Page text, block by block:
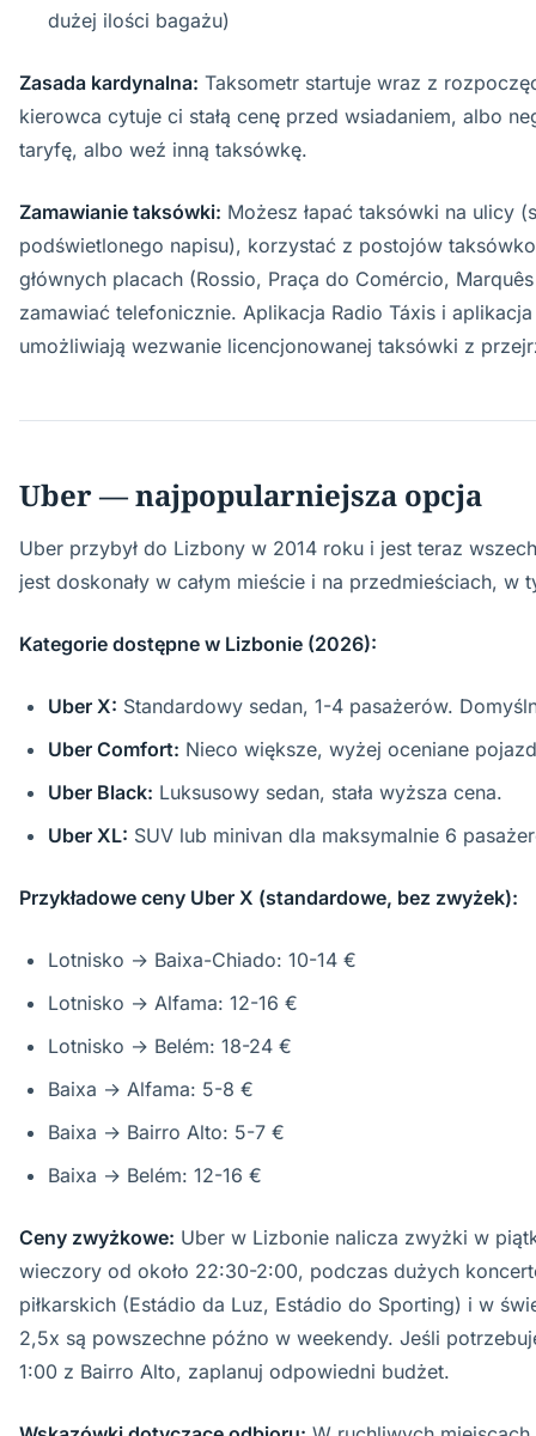
dużej ilości bagażu)
Zasada kardynalna: Taksometr startuje wraz z
kierowca cytuje ci stałą cenę przed wsiadaniem, albo
taryfę, albo weź inną taksówkę.
Zamawianie taksówki: Możesz łapać taksówki na ulicy
podświetlonego napisu), korzystać z postojów
głównych placach (Rossio, Praça do Comércio,
zamawiać telefonicznie. Aplikacja Radio Táxis i
umożliwiają wezwanie licencjonowanej taksówki z
Uber — najpopularniejsza opcja
Uber przybył do Lizbony w 2014 roku i jest teraz
jest doskonały w całym mieście i na przedmieściach, w
Kategorie dostępne w Lizbonie (2026):
Uber X: Standardowy sedan, 1-4 pasażerów.
Uber Comfort: Nieco większe, wyżej oceniane
Uber Black: Luksusowy sedan, stała wyższa cena.
Uber XL: SUV lub minivan dla maksymalnie 6
Przykładowe ceny Uber X (standardowe, bez zwyżek):
Lotnisko → Baixa-Chiado: 10-14 €
Lotnisko → Alfama: 12-16 €
Lotnisko → Belém: 18-24 €
Baixa → Alfama: 5-8 €
Baixa → Bairro Alto: 5-7 €
Baixa → Belém: 12-16 €
Ceny zwyżkowe: Uber w Lizbonie nalicza zwyżki w
wieczory od około 22:30-2:00, podczas dużych
piłkarskich (Estádio da Luz, Estádio do Sporting) i w
2,5x są powszechne późno w weekendy. Jeśli
1:00 z Bairro Alto, zaplanuj odpowiedni budżet.